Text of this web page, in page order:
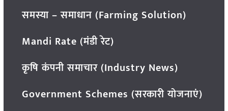
समस्या – समाधान (Farming Solution)
Mandi Rate (मंडी रेट)
कृषि कंपनी समाचार (Industry News)
Government Schemes (सरकारी योजनाएं)